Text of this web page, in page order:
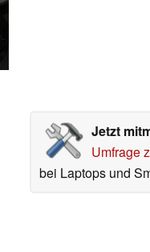
Jetzt
Umfrage
bei Laptops und